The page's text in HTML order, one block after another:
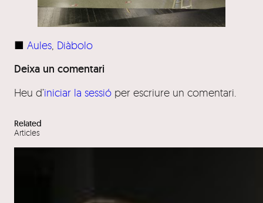
■ Aules Diàbolo
Deixa un comentari
Heu d’iniciar la sessió per escriure un comentari.
Related
Articles